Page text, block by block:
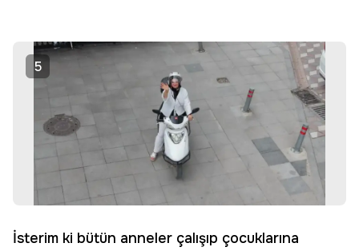
5
İsterim ki bütün anneler çalışıp çocuklarına